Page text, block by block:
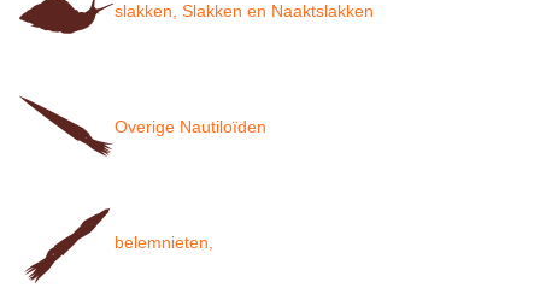
slakken, Slakken en Naaktslakken
Overige Nautiloïden
belemnieten,